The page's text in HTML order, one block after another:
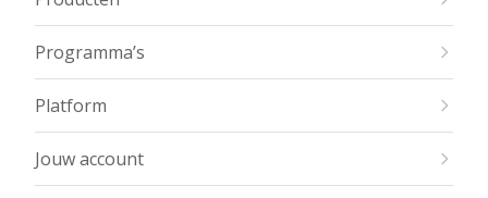
Programma’s
Platform
Jouw account